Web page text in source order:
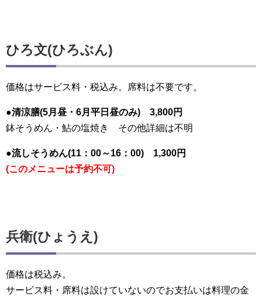
ひろ文(ひろぶん)
価格はサービス料・税込み。 席料は不要です。
●清涼膳(5月昼・6月平日昼のみ) 3,800円
鉢そうめん・鮎の塩焼き その他詳細は不明
●流しそうめん(11：00～16：00) 1,300円
(このメニューは予約不可)
兵衛(ひょうえ)
価格は税込み。
サービス料・席料は設けていないのでお支払いは料理の金